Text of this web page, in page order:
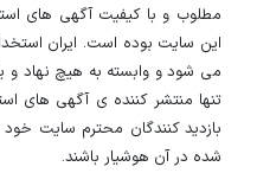
مطلوب و با کیفیت آگهی های
این سایت بوده است. ایران
می شود و وابسته به هیچ نهاد و
تنها منتشر کننده ی آگهی های
بازدید کنندگان محترم سایت
شده در آن هوشیار باشند.